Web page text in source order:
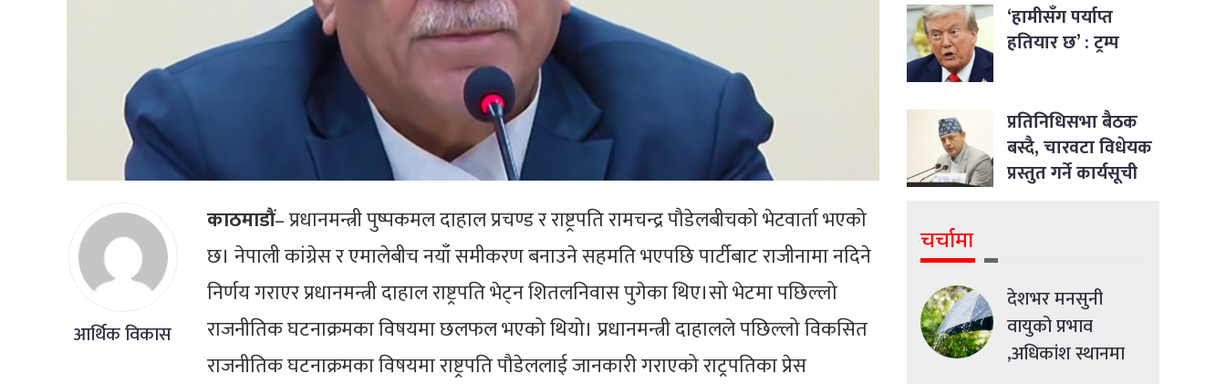
आर्थिक विकास
काठमाडौं– प्रधानमन्त्री पुष्पकमल दाहाल प्रचण्ड र राष्ट्रपति रामचन्द्र पौडेलबीचको भेटवार्ता भएको
छ। नेपाली कांग्रेस र एमालेबीच नयाँ समीकरण बनाउने सहमति भएपछि पार्टीबाट राजीनामा नदिने
निर्णय गराएर प्रधानमन्त्री दाहाल राष्ट्रपति भेट्न शितलनिवास पुगेका थिए।सो भेटमा पछिल्लो
राजनीतिक घटनाक्रमका विषयमा छलफल भएको थियो। प्रधानमन्त्री दाहालले पछिल्लो विकसित
राजनीतिक घटनाक्रमका विषयमा राष्ट्रपति पौडेललाई जानकारी गराएको राट्रपतिका प्रेस
‘हामीसँग पर्याप्त
हतियार छ’ : ट्रम्प
प्रतिनिधिसभा बैठक
बस्दै, चारवटा विधेयक
प्रस्तुत गर्ने कार्यसूची
चर्चामा
देशभर मनसुनी
वायुको प्रभाव
,अधिकांश स्थानमा